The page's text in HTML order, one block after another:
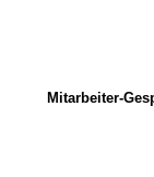
Mitarbeiter-